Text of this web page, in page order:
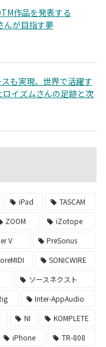
作品を発表する
んが目指す夢
も実現、世界で活躍す
イズムさんの足跡と次
iPad
TASCAM
ZOOM
iZotope
V
PreSonus
SONICWIRE
ソースネクスト
Inter-AppAudio
NI
KOMPLETE
iPhone
TR-808